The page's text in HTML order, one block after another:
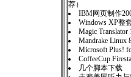
荐）
IBM网页制作
Windows XP整
Magic Translator
Mandrake Linux
Microsoft Plus!
CoffeeCup
几个脚本下载